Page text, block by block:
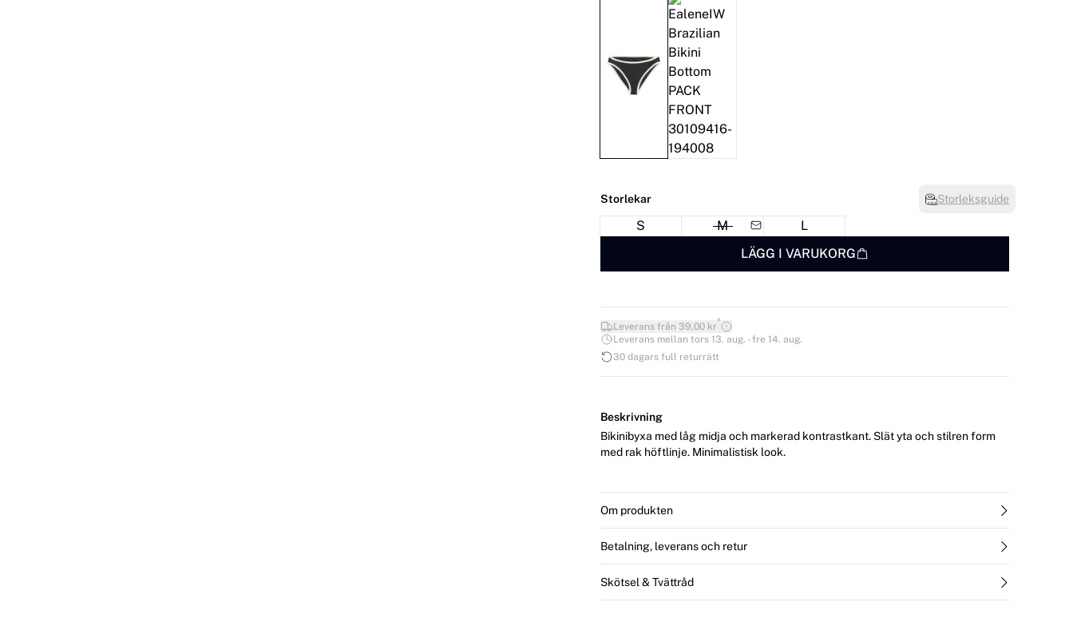
Storlekar Storleksguide
S M
L
LÄGG I VARUKORG
Leverans från 39,00 kr*
Leverans mellan tors 13. aug. - fre 14. aug.
30 dagars full returrätt
Beskrivning
Bikinibyxa med låg midja och markerad kontrastkant. Slät yta och stilren form
med rak höftlinje. Minimalistisk look.
Om produkten
Betalning, leverans och retur
Skötsel & Tvättråd